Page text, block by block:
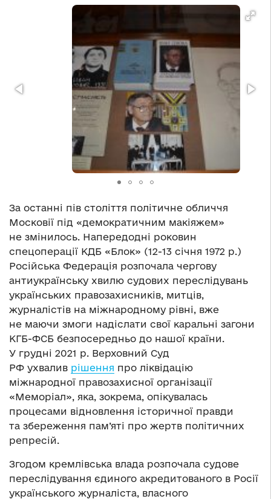
За останні пів століття політичне обличчя
Московії під «демократичним макіяжем»
не змінилось. Напередодні роковин
спецоперації КДБ «Блок» (12-13 січня 1972 р.)
Російська Федерація розпочала чергову
антиукраїнську хвилю судових переслідувань
українських правозахисників, митців,
журналістів на міжнародному рівні, вже
не маючи змоги надіслати свої каральні загони
КГБ-ФСБ безпосередньо до нашої країни.
У грудні 2021 р. Верховний Суд
РФ ухвалив рішення про ліквідацію
міжнародної правозахисної організації
«Меморіал», яка, зокрема, опікувалась
процесами відновлення історичної правди
та збереження пам’яті про жертв політичних
репресій.
Згодом кремлівська влада розпочала судове
переслідування єдиного акредитованого в Росії
українського журналіста, власного